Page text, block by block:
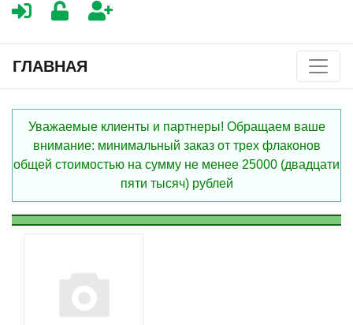
ГЛАВНАЯ
Уважаемые клиенты и партнеры! Обращаем ваше
внимание: минимальный заказ от трех флаконов
общей стоимостью на сумму не менее 25000 (двадцати
пяти тысяч) рублей